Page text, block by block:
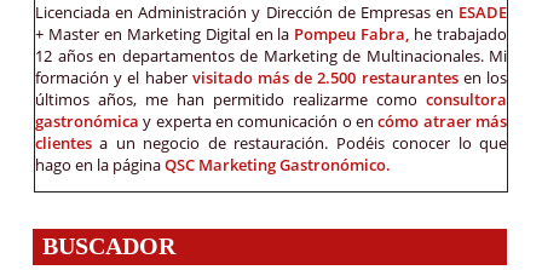
Licenciada en Administración y Dirección de Empresas en ESADE
+ Master en Marketing Digital en la Pompeu Fabra, he trabajado
12 años en departamentos de Marketing de Multinacionales. Mi
formación y el haber visitado más de 2.500 restaurantes en los
últimos años, me han permitido realizarme como consultora
gastronómicay experta en comunicación o encómo atraer más
clientes a un negocio de restauración. Podéis conocer lo que
hago en la páginaQSC Marketing Gastronómico.
BUSCADOR